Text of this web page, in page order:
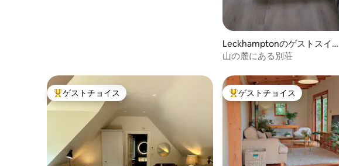
Leckhamptonのゲストスイー
ト
山の麓にある別荘
大好評のゲストチョイスです。
ゲストチョイス 大好評のゲストチョイスです。
ゲストチョイス